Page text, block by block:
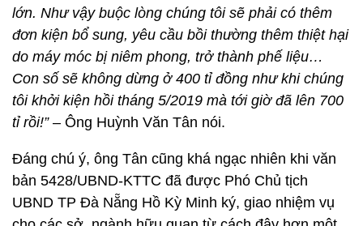
lớn. Như vậy buộc lòng chúng tôi sẽ phải có thêm
đơn kiện bổ sung, yêu cầu bồi thường thêm thiệt hại
do máy móc bị niêm phong, trở thành phế liệu…
Con số sẽ không dừng ở 400 tỉ đồng như khi chúng
tôi khởi kiện hồi tháng 5/2019 mà tới giờ đã lên 700
tỉ rồi!”– Ông Huỳnh Văn Tân nói.
Đáng chú ý, ông Tân cũng khá ngạc nhiên khi văn
bản 5428/UBND-KTTC đã được Phó Chủ tịch
UBND TP Đà Nẵng Hồ Kỳ Minh ký, giao nhiệm vụ